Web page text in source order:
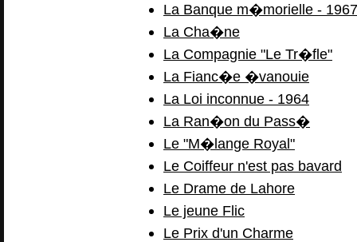
La Banque m�morielle - 1967
La Cha�ne
La Compagnie "Le Tr�fle"
La Fianc�e �vanouie
La Loi inconnue - 1964
La Ran�on du Pass�
Le "M�lange Royal"
Le Coiffeur n'est pas bavard
Le Drame de Lahore
Le jeune Flic
Le Prix d'un Charme